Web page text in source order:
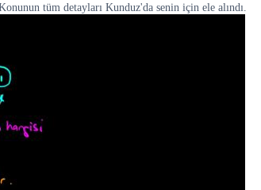
tüm detayları Kunduz'da senin için ele alındı.